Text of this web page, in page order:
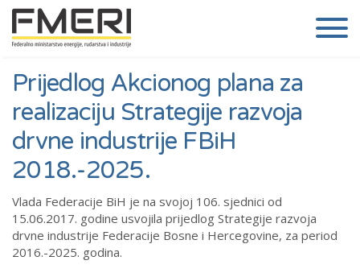
Prijedlog Akcionog plana za
realizaciju Strategije razvoja
drvne industrije FBiH
2018.-2025.
Vlada Federacije BiH je na svojoj 106. sjednici od
15.06.2017. godine usvojila prijedlog Strategije razvoja
drvne industrije Federacije Bosne i Hercegovine, za period
2016.-2025. godina.